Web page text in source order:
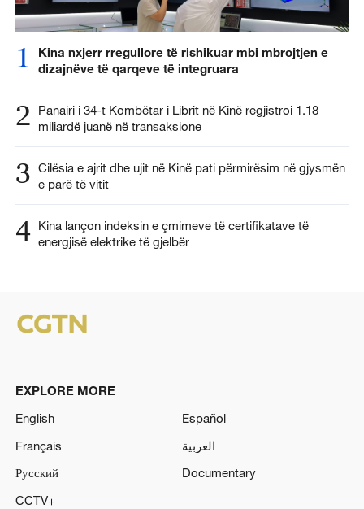
1
Kina nxjerr rregullore të rishikuar mbi mbrojtjen e
dizajnëve të qarqeve të integruara
2
Panairi i 34-t Kombëtar i Librit në Kinë regjistroi 1.18
miliardë juanë në transaksione
3 Cilësia e ajrit dhe ujit në Kinë pati përmirësim në gjysmën
e parë të vitit
4 Kina lançon indeksin e çmimeve të certifikatave të
energjisë elektrike të gjelbër
EXPLORE MORE
English
Español
Français
العربية
Русский
Documentary
CCTV+